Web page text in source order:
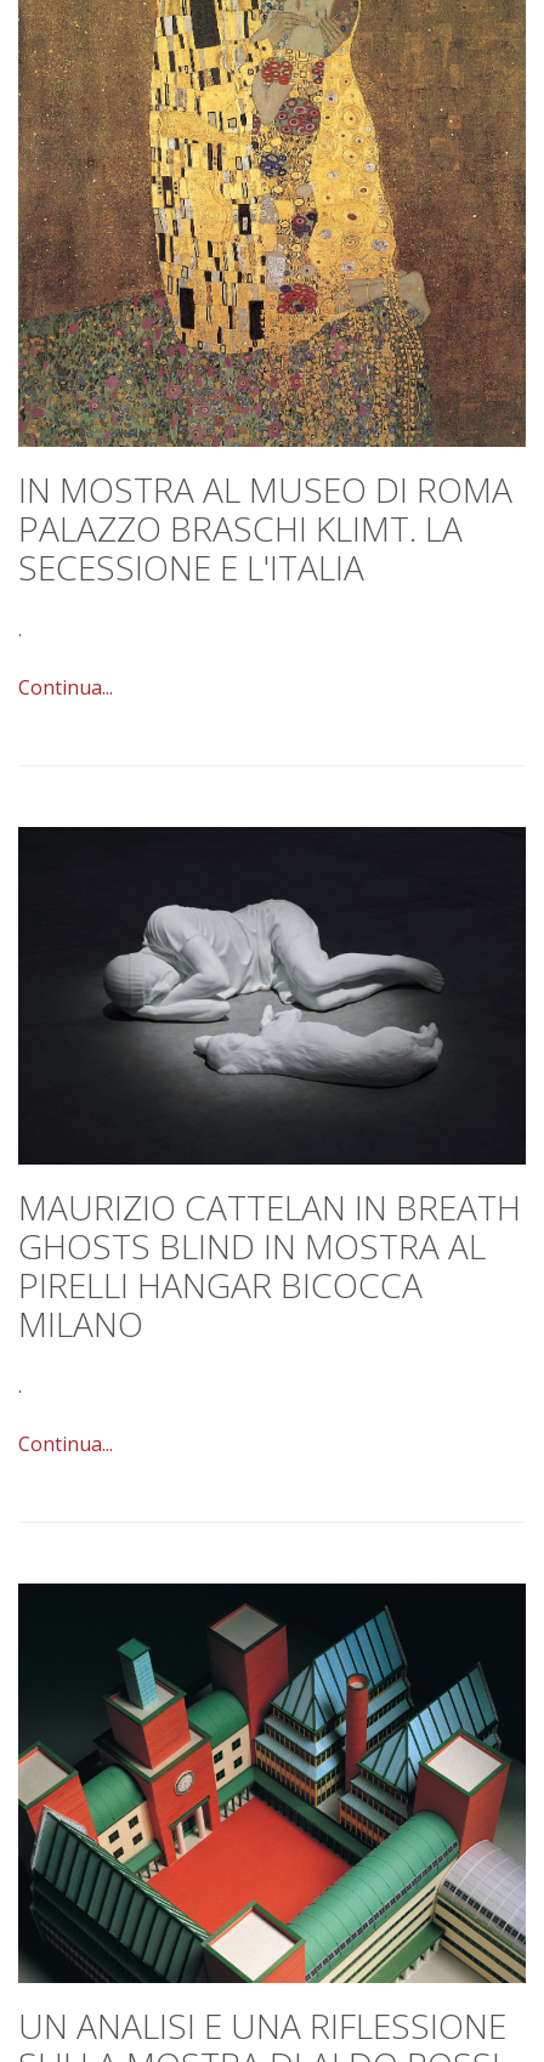
IN MOSTRA AL MUSEO DI ROMA
PALAZZO BRASCHI KLIMT. LA
SECESSIONE E L'ITALIA
.
Continua...
MAURIZIO CATTELAN IN BREATH
GHOSTS BLIND IN MOSTRA AL
PIRELLI HANGAR BICOCCA
MILANO
.
Continua...
UN ANALISI E UNA RIFLESSIONE